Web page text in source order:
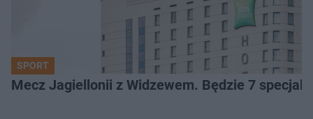
SPORT
Mecz Jagiellonii z Widzewem. Będzie 7